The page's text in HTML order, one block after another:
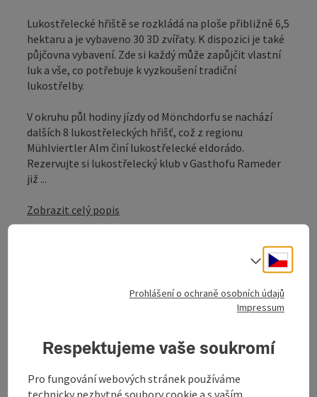
Lukostřelecké hřiště se rozkládá na ploše přibližně 6,5
hektaru a je vybaveno 30 3D zvířaty. K dispozici je také
půjčovna vybavení. Zde si každý může zapůjčit vlastní
luk a vše, co potřebuje k vyzkoušení tradiční
lukostřelby.
V okruhu půl hodiny jízdy od Mönchdorfu se nachází
dalších 8 lukostřeleckých hřišť, což z regionu
Mühlviertler Alm činí lukostřelecké eldorádo.
Rezervujte si lukostřelecký klub v Gasthofu Rameder
již ...
Zobrazit celý popis
Otevírací doba
Příjezd
Cesky
Volba
Prohlášení o ochraně osobních údajů
Impressum
Respektujeme vaše soukromí
Pro fungování webových stránek používáme
technicky nezbytné soubory cookie a s vaším